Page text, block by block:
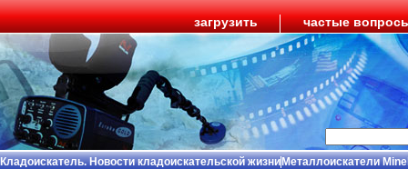
загрузить частые
Кладоискатель. Новости кладоискательской жизниМеталлоискатели